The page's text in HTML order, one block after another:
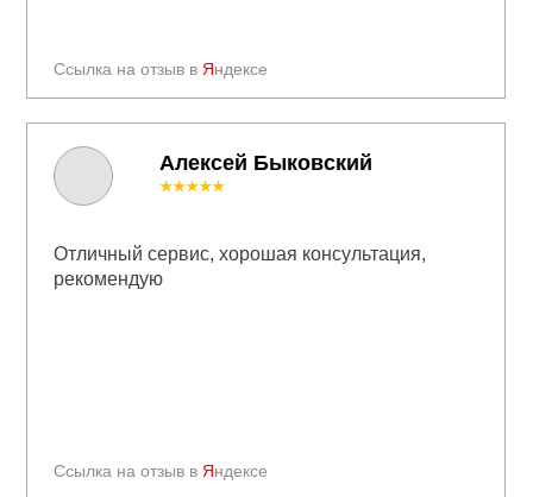
Ссылка на отзыв в Яндексе
Алексей Быковский
Ссылка на отзыв в Яндексе
★★★★★
Отличный сервис, хорошая консультация,
рекомендую